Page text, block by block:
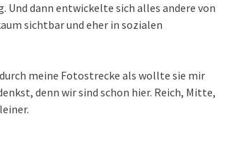
Und dann entwickelte sich alles andere von
sichtbar und eher in sozialen
meine Fotostrecke als wollte sie mir
denn wir sind schon hier. Reich, Mitte,